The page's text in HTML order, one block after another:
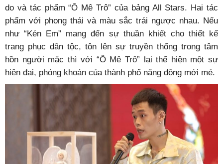
do và tác phẩm “Ô Mê Trô” của bảng All Stars. Hai tác
phẩm với phong thái và màu sắc trái ngược nhau. Nếu
như “Kén Em” mang đến sự thuần khiết cho thiết kế
trang phục dân tộc, tôn lên sự truyền thống trong tâm
hồn người mặc thì với “Ô Mê Trô” lại thể hiện một sự
hiện đại, phóng khoán của thành phố năng động mới mẻ.